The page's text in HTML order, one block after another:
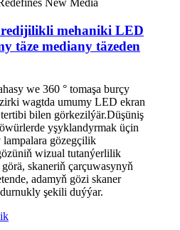
mehaniki LED
täze mediany täzeden
we 360 ​​° tomaşa burçy
wagtda umumy LED ekran
bilen görkezilýär.Düşüniş
yşyklandyrmak üçin
gözegçilik
wizual tutanýerlilik
skaneriň çarçuwasynyň
adamyň gözi skaner
şekili duýýar.